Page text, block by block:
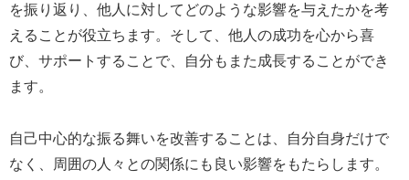
を振り返り、他人に対してどのような影響を与えたかを考
えることが役立ちます。そして、他人の成功を心から喜
び、サポートすることで、自分もまた成長することができ
ます。
自己中心的な振る舞いを改善することは、自分自身だけで
なく、周囲の人々との関係にも良い影響をもたらします。